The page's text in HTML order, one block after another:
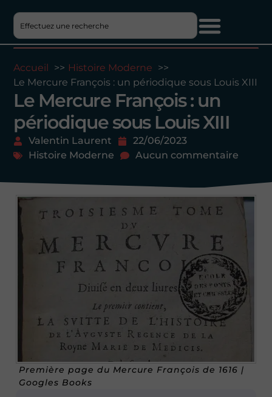
Accueil
Histoire Moderne
Le Mercure François : un périodique sous Louis XIII
Le Mercure François : un
périodique sous Louis XIII
Valentin Laurent
22/06/2023
Histoire Moderne
Aucun commentaire
Première page du Mercure François de 1616 |
Googles Books